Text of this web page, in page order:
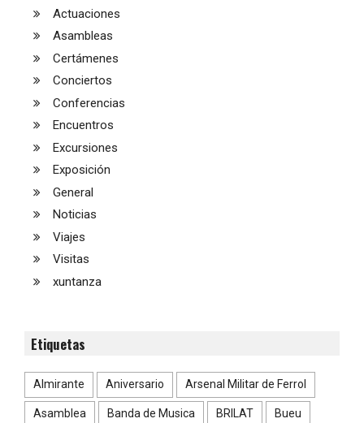
Actuaciones
Asambleas
Certámenes
Conciertos
Conferencias
Encuentros
Excursiones
Exposición
General
Noticias
Viajes
Visitas
xuntanza
Etiquetas
Almirante Aniversario Arsenal Militar de Ferrol
Asamblea Banda de Musica BRILAT Bueu